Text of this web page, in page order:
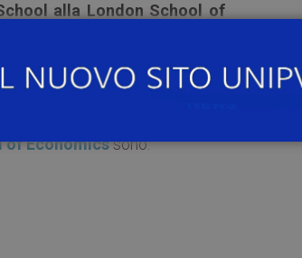
alla London School of
UniCredit & Universities
of Economicssono: